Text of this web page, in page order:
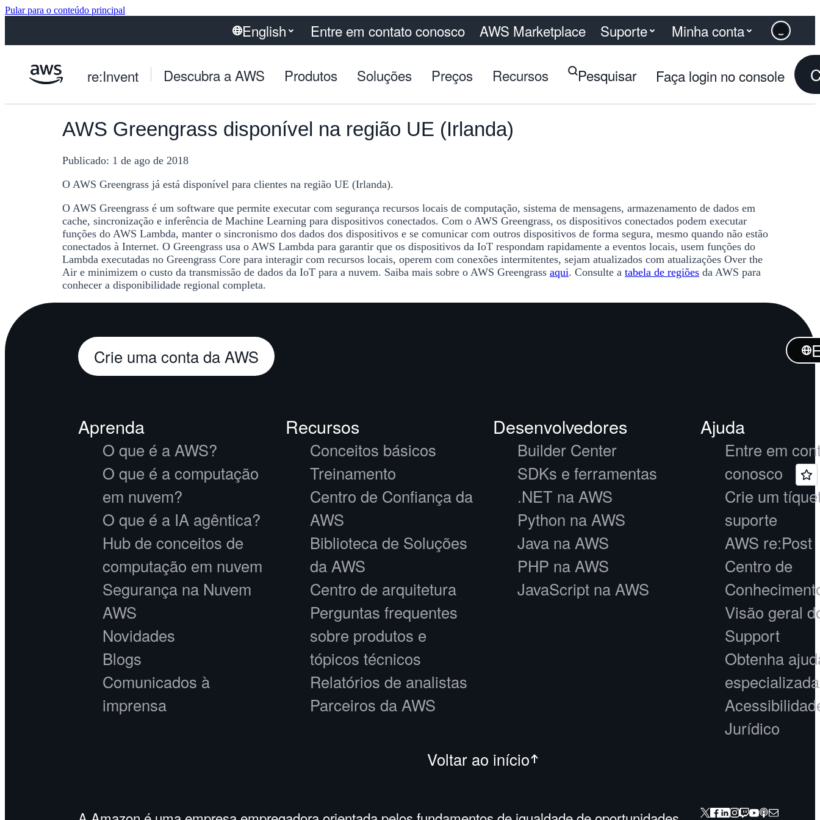
Pular para o conteúdo principal
English Entre em contato conosco AWS Marketplace Suporte Minha conta
re:Invent Descubra a AWS Produtos Soluções Preços Recursos Pesquisar Faça login no console
AWS Greengrass disponível na região UE (Irlanda)
Publicado: 1 de ago de 2018
O AWS Greengrass já está disponível para clientes na região UE (Irlanda).
O AWS Greengrass é um software que permite executar com segurança recursos locais de computação, sistema de mensagens, armazenamento de dados em
cache, sincronização e inferência de Machine Learning para dispositivos conectados. Com o AWS Greengrass, os dispositivos conectados podem executar
funções do AWS Lambda, manter o sincronismo dos dados dos dispositivos e se comunicar com outros dispositivos de forma segura, mesmo quando não estão
conectados à Internet. O Greengrass usa o AWS Lambda para garantir que os dispositivos da IoT respondam rapidamente a eventos locais, usem funções do
Lambda executadas no Greengrass Core para interagir com recursos locais, operem com conexões intermitentes, sejam atualizados com atualizações Over the
Air e minimizem o custo da transmissão de dados da IoT para a nuvem. Saiba mais sobre o AWS Greengrass aqui. Consulte a tabela de regiões da AWS para
conhecer a disponibilidade regional completa.
Crie uma conta da AWS
Aprenda
O que é a AWS?
O que é a computação
em nuvem?
O que é a IA agêntica?
Hub de conceitos de
computação em nuvem
Segurança na Nuvem
AWS
Novidades
Blogs
Comunicados à
imprensa
Recursos
Conceitos básicos
Treinamento
Centro de Confiança da
AWS
Biblioteca de Soluções
da AWS
Centro de arquitetura
Perguntas frequentes
sobre produtos e
tópicos técnicos
Relatórios de analistas
Parceiros da AWS
Desenvolvedores
Builder Center
SDKs e ferramentas
.NET na AWS
Python na AWS
Java na AWS
PHP na AWS
JavaScript na AWS
Ajuda
Entre em
conosco
Crie um
suporte
AWS re:Post
Centro de
Visão geral
Support
Obtenha
especializada
Jurídico
Voltar ao início